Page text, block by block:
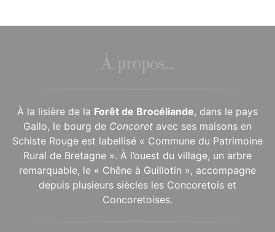
À propos...
À la lisière de la Forêt de Brocéliande, dans le pays
Gallo, le bourg de Concoret avec ses maisons en
Schiste Rouge est labellisé « Commune du Patrimoine
Rural de Bretagne ». À l’ouest du village, un arbre
remarquable, le « Chêne à Guillotin », accompagne
depuis plusieurs siècles les Concoretois et
Concoretoises.